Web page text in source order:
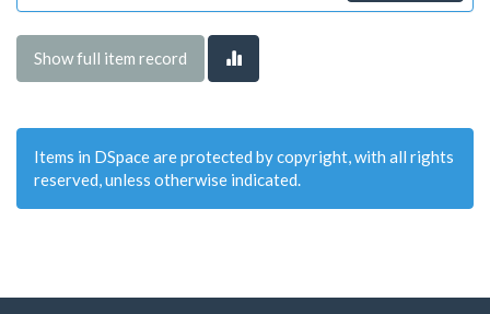
Show full item record
Items in DSpace are protected by copyright, with all rights
reserved, unless otherwise indicated.